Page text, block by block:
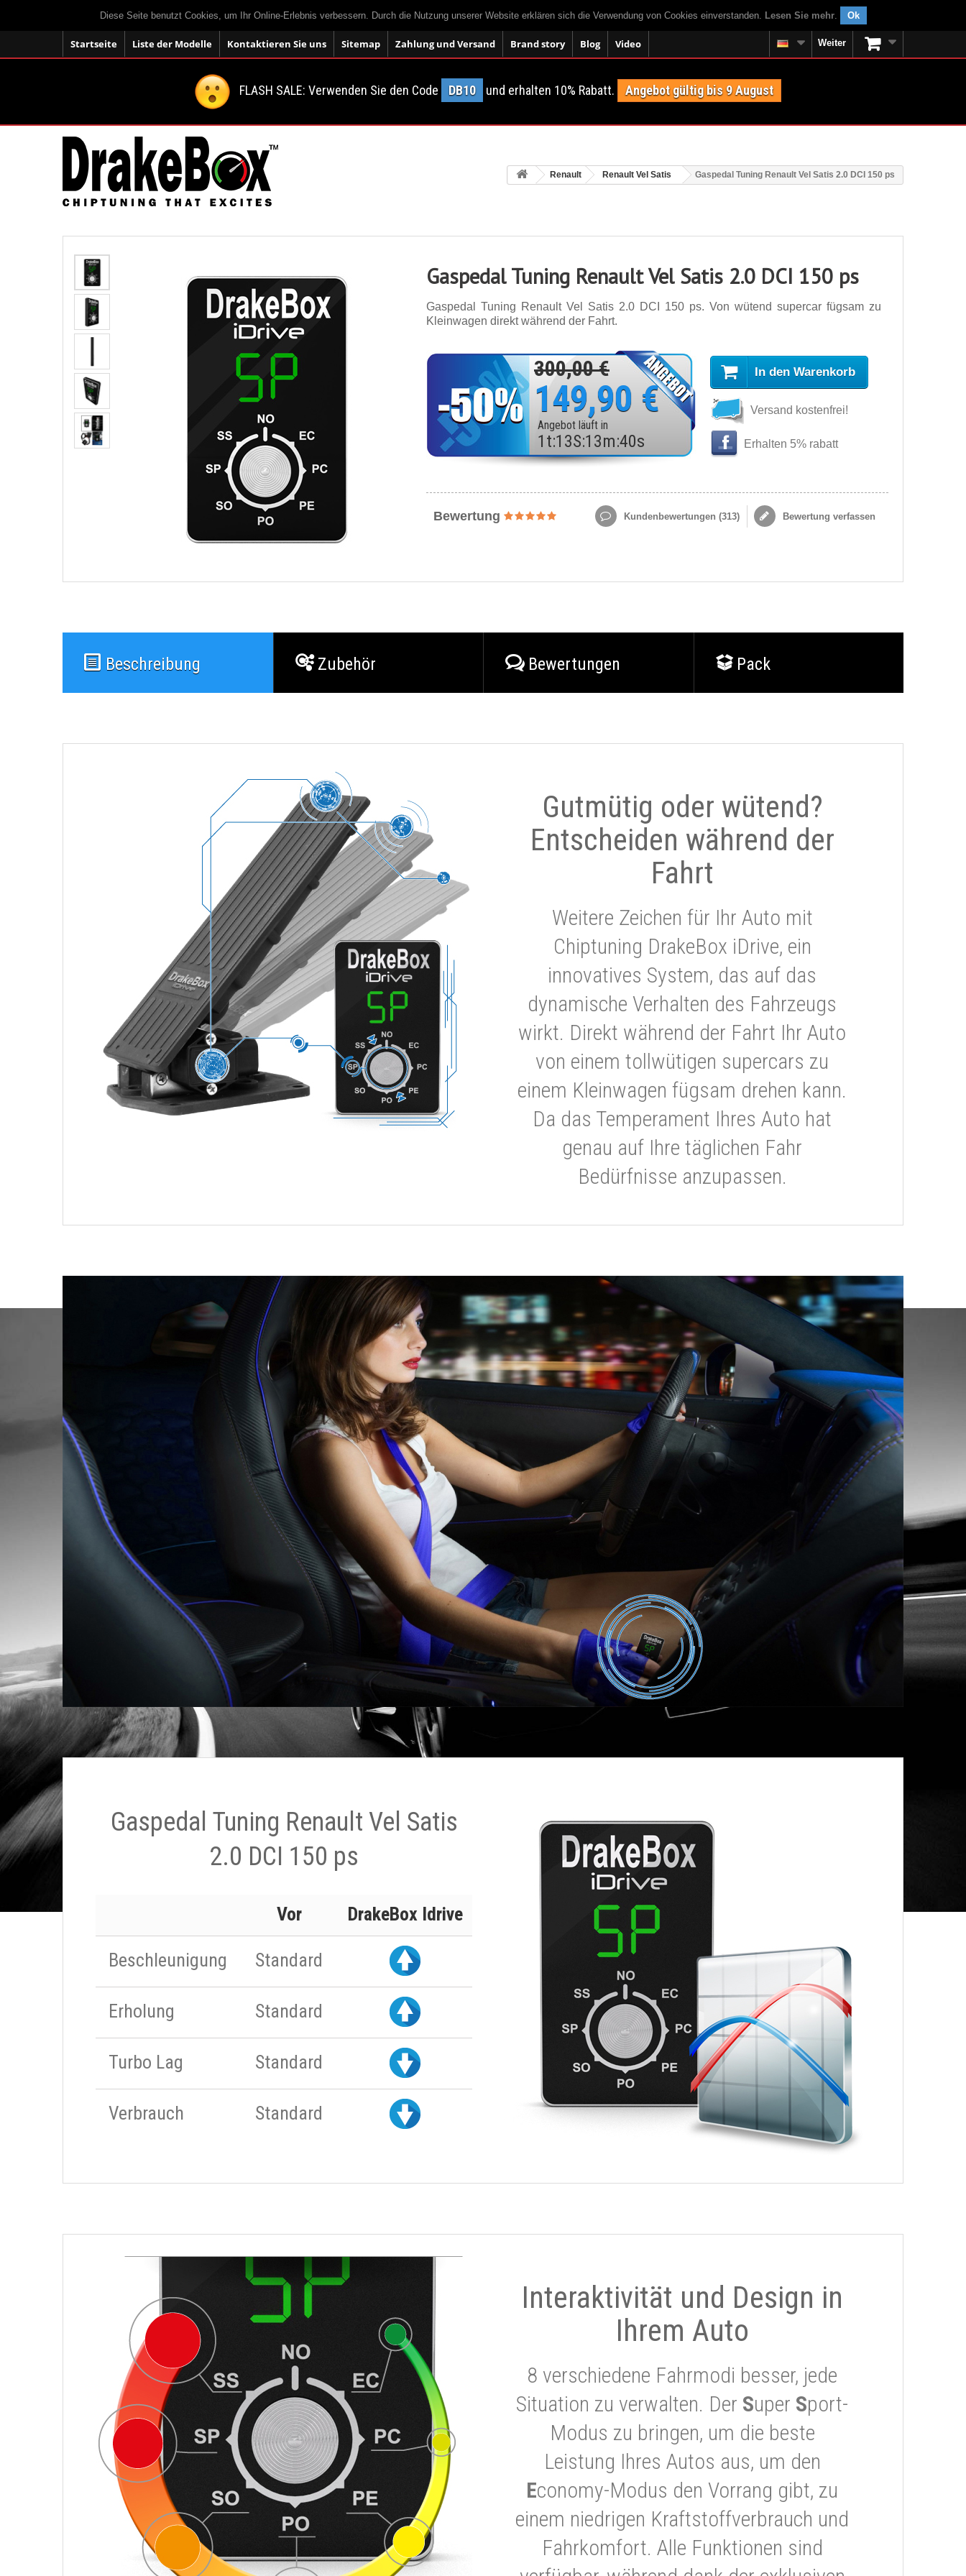
Diese Seite benutzt Cookies, um Ihr Online-Erlebnis verbessern. Durch die Nutzung unserer Website erklären sich die Verwendung von Cookies einverstanden. Lesen Sie mehr. Ok
Startseite Liste der Modelle Kontaktieren Sie uns Sitemap Zahlung und Versand Brand story Blog Video Weiter
FLASH SALE: Verwenden Sie den Code DB10 und erhalten 10% Rabatt. Angebot gültig bis 9 August
Renault Renault Vel Satis Gaspedal Tuning Renault Vel Satis 2.0 DCI 150 ps
Gaspedal Tuning Renault Vel Satis 2.0 DCI 150 ps
Gaspedal Tuning Renault Vel Satis 2.0 DCI 150 ps. Von wütend supercar fügsam zu
Kleinwagen direkt während der Fahrt.
300,00 €
149,90 €
Angebot läuft in
1 t:13S:13m:38s
In den Warenkorb
Versand kostenfrei!
Erhalten 5% rabatt
Bewertung Kundenbewertungen (313) Bewertung verfassen
Beschreibung Zubehör Bewertungen Pack
Gutmütig oder wütend?
Entscheiden während der
Fahrt
Weitere Zeichen für Ihr Auto mit
Chiptuning DrakeBox iDrive, ein
innovatives System, das auf das
dynamische Verhalten des Fahrzeugs
wirkt. Direkt während der Fahrt Ihr Auto
von einem tollwütigen supercars zu
einem Kleinwagen fügsam drehen kann.
Da das Temperament Ihres Auto hat
genau auf Ihre täglichen Fahr
Bedürfnisse anzupassen.
Gaspedal Tuning Renault Vel Satis
2.0 DCI 150 ps
Vor DrakeBox Idrive
Beschleunigung Standard
Erholung Standard
Turbo Lag Standard
Verbrauch Standard
Interaktivität und Design in
Ihrem Auto
8 verschiedene Fahrmodi besser, jede
Situation zu verwalten. Der Super Sport-
Modus zu bringen, um die beste
Leistung Ihres Autos aus, um den
Economy-Modus den Vorrang gibt, zu
einem niedrigen Kraftstoffverbrauch und
Fahrkomfort. Alle Funktionen sind